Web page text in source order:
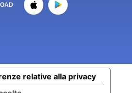
relative alla privacy